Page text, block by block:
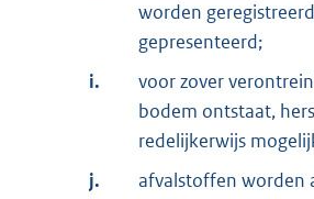
worden
gepresenteerd;
i.
voor zover
bodem ontstaat,
redelijkerwijs
j.
afvalstoffen worden